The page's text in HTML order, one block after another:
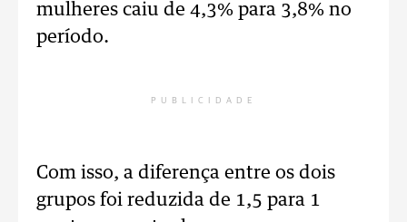
mulheres caiu de 4,3% para 3,8% no
período.
PUBLICIDADE
Com isso, a diferença entre os dois
grupos foi reduzida de 1,5 para 1